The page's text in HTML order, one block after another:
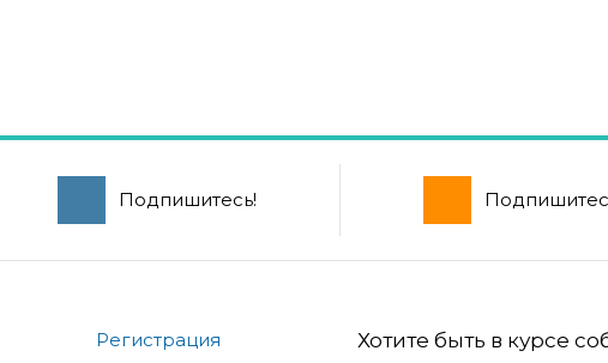
Подпишитесь!
Регистрация
Хотите быть в курсе